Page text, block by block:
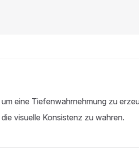
eine Tiefenwahrnehmung zu
visuelle Konsistenz zu wahren.